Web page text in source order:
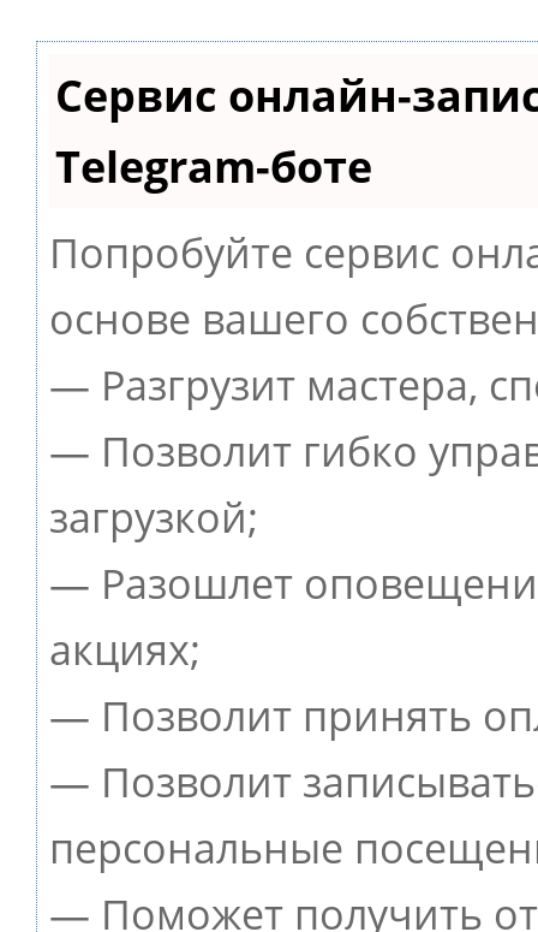
Сервис онлайн-
Telegram-боте
Попробуйте сервис
основе вашего
— Разгрузит мастера,
— Позволит гибко
загрузкой;
— Разошлет
акциях;
— Позволит принять
— Позволит
персональные
— Поможет получить